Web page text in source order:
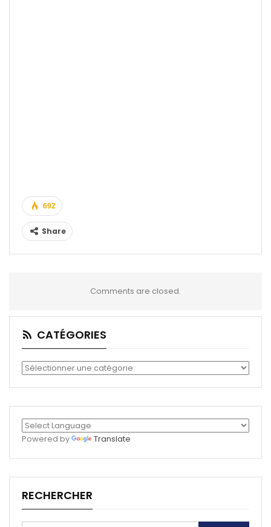
692
Share
Comments are closed.
CATÉGORIES
Catégories
Powered by Translate
RECHERCHER